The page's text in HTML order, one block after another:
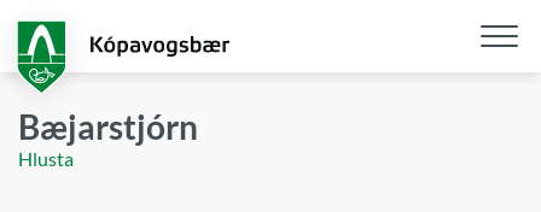
aðalefni
Bæjarstjórn
Hlusta
Opna